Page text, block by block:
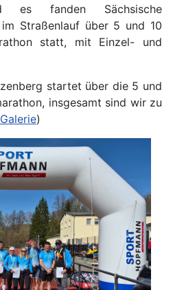
es fanden Sächsische
im Straßenlauf über 5 und 10
statt, mit Einzel- und
startet über die 5 und
insgesamt sind wir zu
)